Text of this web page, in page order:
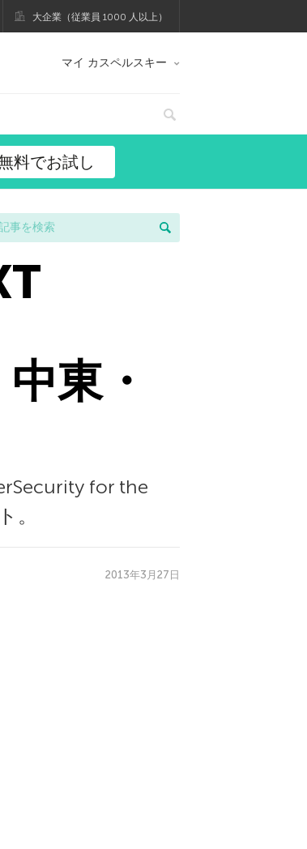
大企業（従業員 1000 人以上）
マイ カスペルスキー
料でお試し
東・
for the
。
2013年3月27日